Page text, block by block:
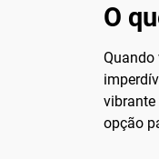
O
Quando
vibrante
opção